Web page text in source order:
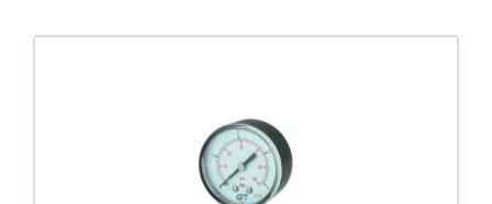
rapport au manomètre numérique et une grande
praticité qui se traduit à la fois par une facilité de
lecture et par la possibilité d'être installé n'importe